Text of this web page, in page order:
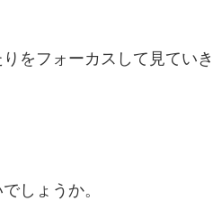
をフォーカスして見ていき
しょうか。